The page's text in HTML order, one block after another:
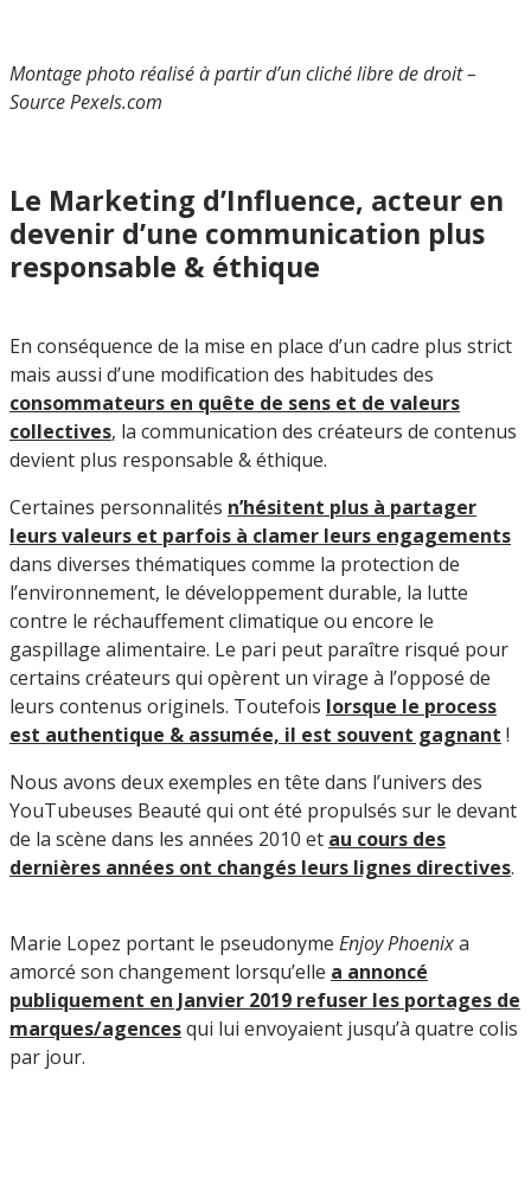
Montage photo réalisé à partir d’un cliché libre de droit –
Source Pexels.com
Le Marketing d’Influence, acteur en
devenir d’une communication plus
responsable & éthique
En conséquence de la mise en place d’un cadre plus strict
mais aussi d’une modification des habitudes des
consommateurs en quête de sens et de valeurs
collectives, la communication des créateurs de contenus
devient plus responsable & éthique.
Certaines personnalités n’hésitent plus à partager
leurs valeurs et parfois à clamer leurs engagements
dans diverses thématiques comme la protection de
l’environnement, le développement durable, la lutte
contre le réchauffement climatique ou encore le
gaspillage alimentaire. Le pari peut paraître risqué pour
certains créateurs qui opèrent un virage à l’opposé de
leurs contenus originels. Toutefois lorsque le process
est authentique & assumée, il est souvent gagnant !
Nous avons deux exemples en tête dans l’univers des
YouTubeuses Beauté qui ont été propulsés sur le devant
de la scène dans les années 2010 et au cours des
dernières années ont changés leurs lignes directives.
Marie Lopez portant le pseudonyme Enjoy Phoenixa
amorcé son changement lorsqu’elle a annoncé
publiquement en Janvier 2019 refuser les portages de
marques/agencesqui lui envoyaient jusqu’à quatre colis
par jour.